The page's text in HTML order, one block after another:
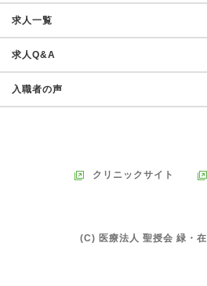
求人一覧
求人Q&A
入職者の声
クリニックサイト
(C) 医療法人 聖授会 緑・